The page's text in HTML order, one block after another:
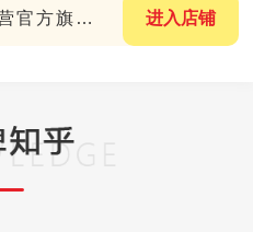
金蝉窗帘京东自营官方旗舰店 进入店铺